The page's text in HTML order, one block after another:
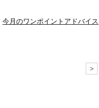
今月のワンポイントアドバイス
>